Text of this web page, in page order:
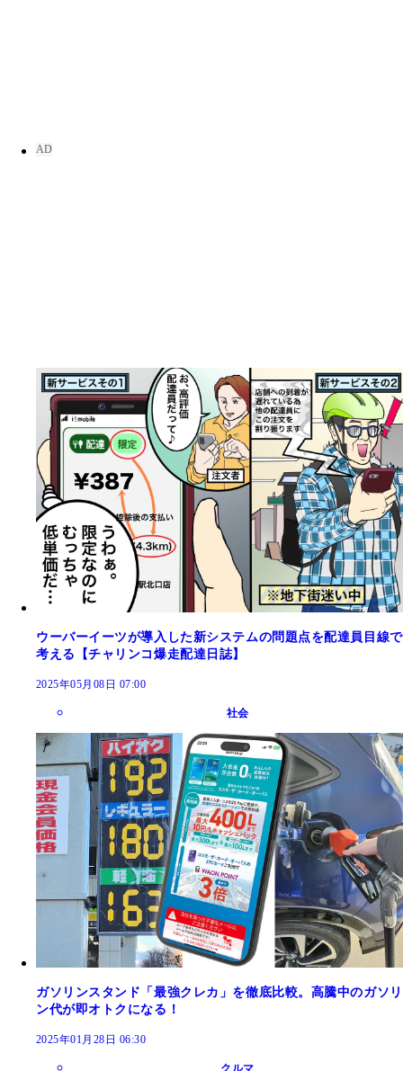
ウーバーイーツが導入した新システムの問題点を配達員目線で
考える【チャリンコ爆走配達日誌】
2025年05月08日 07:00
社会
ガソリンスタンド「最強クレカ」を徹底比較。高騰中のガソリ
ン代が即オトクになる！
2025年01月28日 06:30
クルマ